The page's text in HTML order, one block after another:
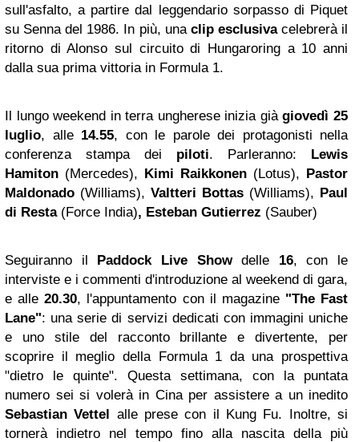
sull'asfalto, a partire dal leggendario sorpasso di Piquet
su Senna del 1986. In più, una clip esclusivacelebrerà il
ritorno di Alonso sul circuito di Hungaroring a 10 anni
dalla sua prima vittoria in Formula 1.
Il lungo weekend in terra ungherese inizia giàgiovedì 25
luglio, alle 14.55, con le parole dei protagonisti nella
conferenza stampa dei piloti. Parleranno: Lewis
Hamiton (Mercedes), Kimi Raikkonen (Lotus), Pastor
Maldonado (Williams), Valtteri Bottas (Williams), Paul
di Resta(Force India), Esteban Gutierrez (Sauber)
Seguiranno il Paddock Live Showdelle 16,
con le
interviste e i commenti d'introduzione al weekend di gara,
e alle20.30, l'appuntamento con il magazine "The Fast
Lane": una serie di servizi dedicati con immagini uniche
e uno stile del racconto brillante e divertente, per
scoprire il meglio della Formula 1 da una prospettiva
"dietro le quinte". Questa settimana, con la puntata
numero sei si volerà in Cina per assistere a un inedito
Sebastian Vettel alle prese con il Kung Fu. Inoltre, si
tornerà indietro nel tempo fino alla nascita della più